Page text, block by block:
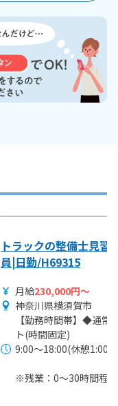
トラックの整備士見習
員|日勤/H69315
月給230,000円～
神奈川県横須賀市
【勤務時間帯】◆通常
ト(時間固定)
9:00〜18:00(休憩1:00)
※残業：0〜30時間程